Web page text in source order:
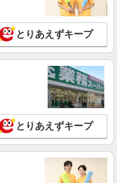
詳細を見る
援施設★人気のサポートス
日払い有/週払い有/交通費全
＞
詳細を見る
とりあえずキープ
とりあえずキープ